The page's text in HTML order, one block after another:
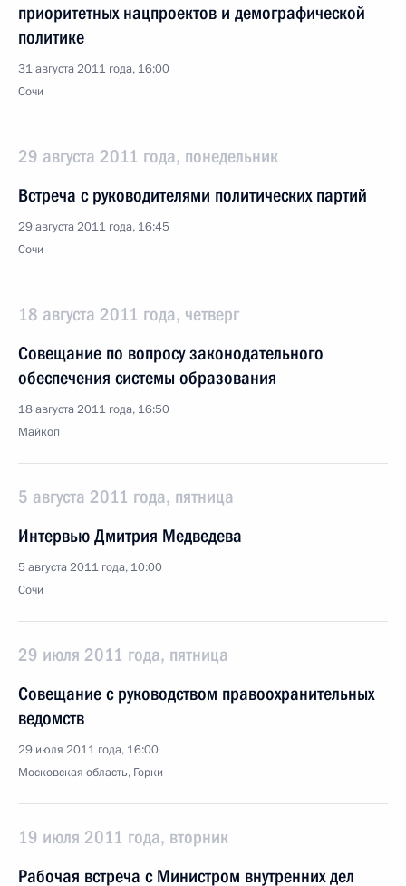
приоритетных нацпроектов и демографической
политике
31 августа 2011 года, 16:00
Сочи
29 августа 2011 года, понедельник
Встреча с руководителями политических партий
29 августа 2011 года, 16:45
Сочи
18 августа 2011 года, четверг
Совещание по вопросу законодательного
обеспечения системы образования
18 августа 2011 года, 16:50
Майкоп
5 августа 2011 года, пятница
Интервью Дмитрия Медведева
5 августа 2011 года, 10:00
Сочи
29 июля 2011 года, пятница
Совещание с руководством правоохранительных
ведомств
29 июля 2011 года, 16:00
Московская область, Горки
19 июля 2011 года, вторник
Рабочая встреча с Министром внутренних дел